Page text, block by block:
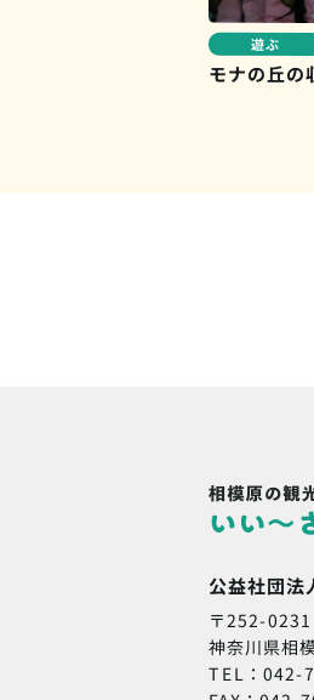
遊ぶ
モナの丘の
公益社団法
〒252-0231
神奈川県相
TEL：042-